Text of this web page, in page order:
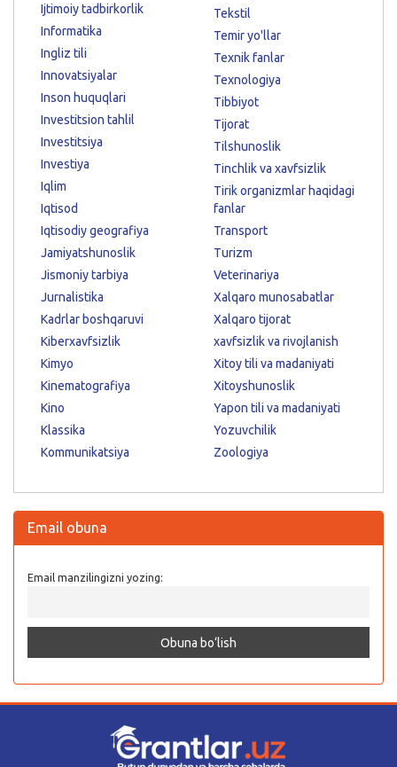
Ijtimoiy tadbirkorlik
Informatika
Ingliz tili
Innovatsiyalar
Inson huquqlari
Investitsion tahlil
Investitsiya
Investiya
Iqlim
Iqtisod
Iqtisodiy geografiya
Jamiyatshunoslik
Jismoniy tarbiya
Jurnalistika
Kadrlar boshqaruvi
Kiberxavfsizlik
Kimyo
Kinematografiya
Kino
Klassika
Kommunikatsiya
Tekstil
Temir yo'llar
Texnik fanlar
Texnologiya
Tibbiyot
Tijorat
Tilshunoslik
Tinchlik va xavfsizlik
Tirik organizmlar haqidagi
fanlar
Transport
Turizm
Veterinariya
Xalqaro munosabatlar
Xalqaro tijorat
xavfsizlik va rivojlanish
Xitoy tili va madaniyati
Xitoyshunoslik
Yapon tili va madaniyati
Yozuvchilik
Zoologiya
Email obuna
Email manzilingizni yozing: